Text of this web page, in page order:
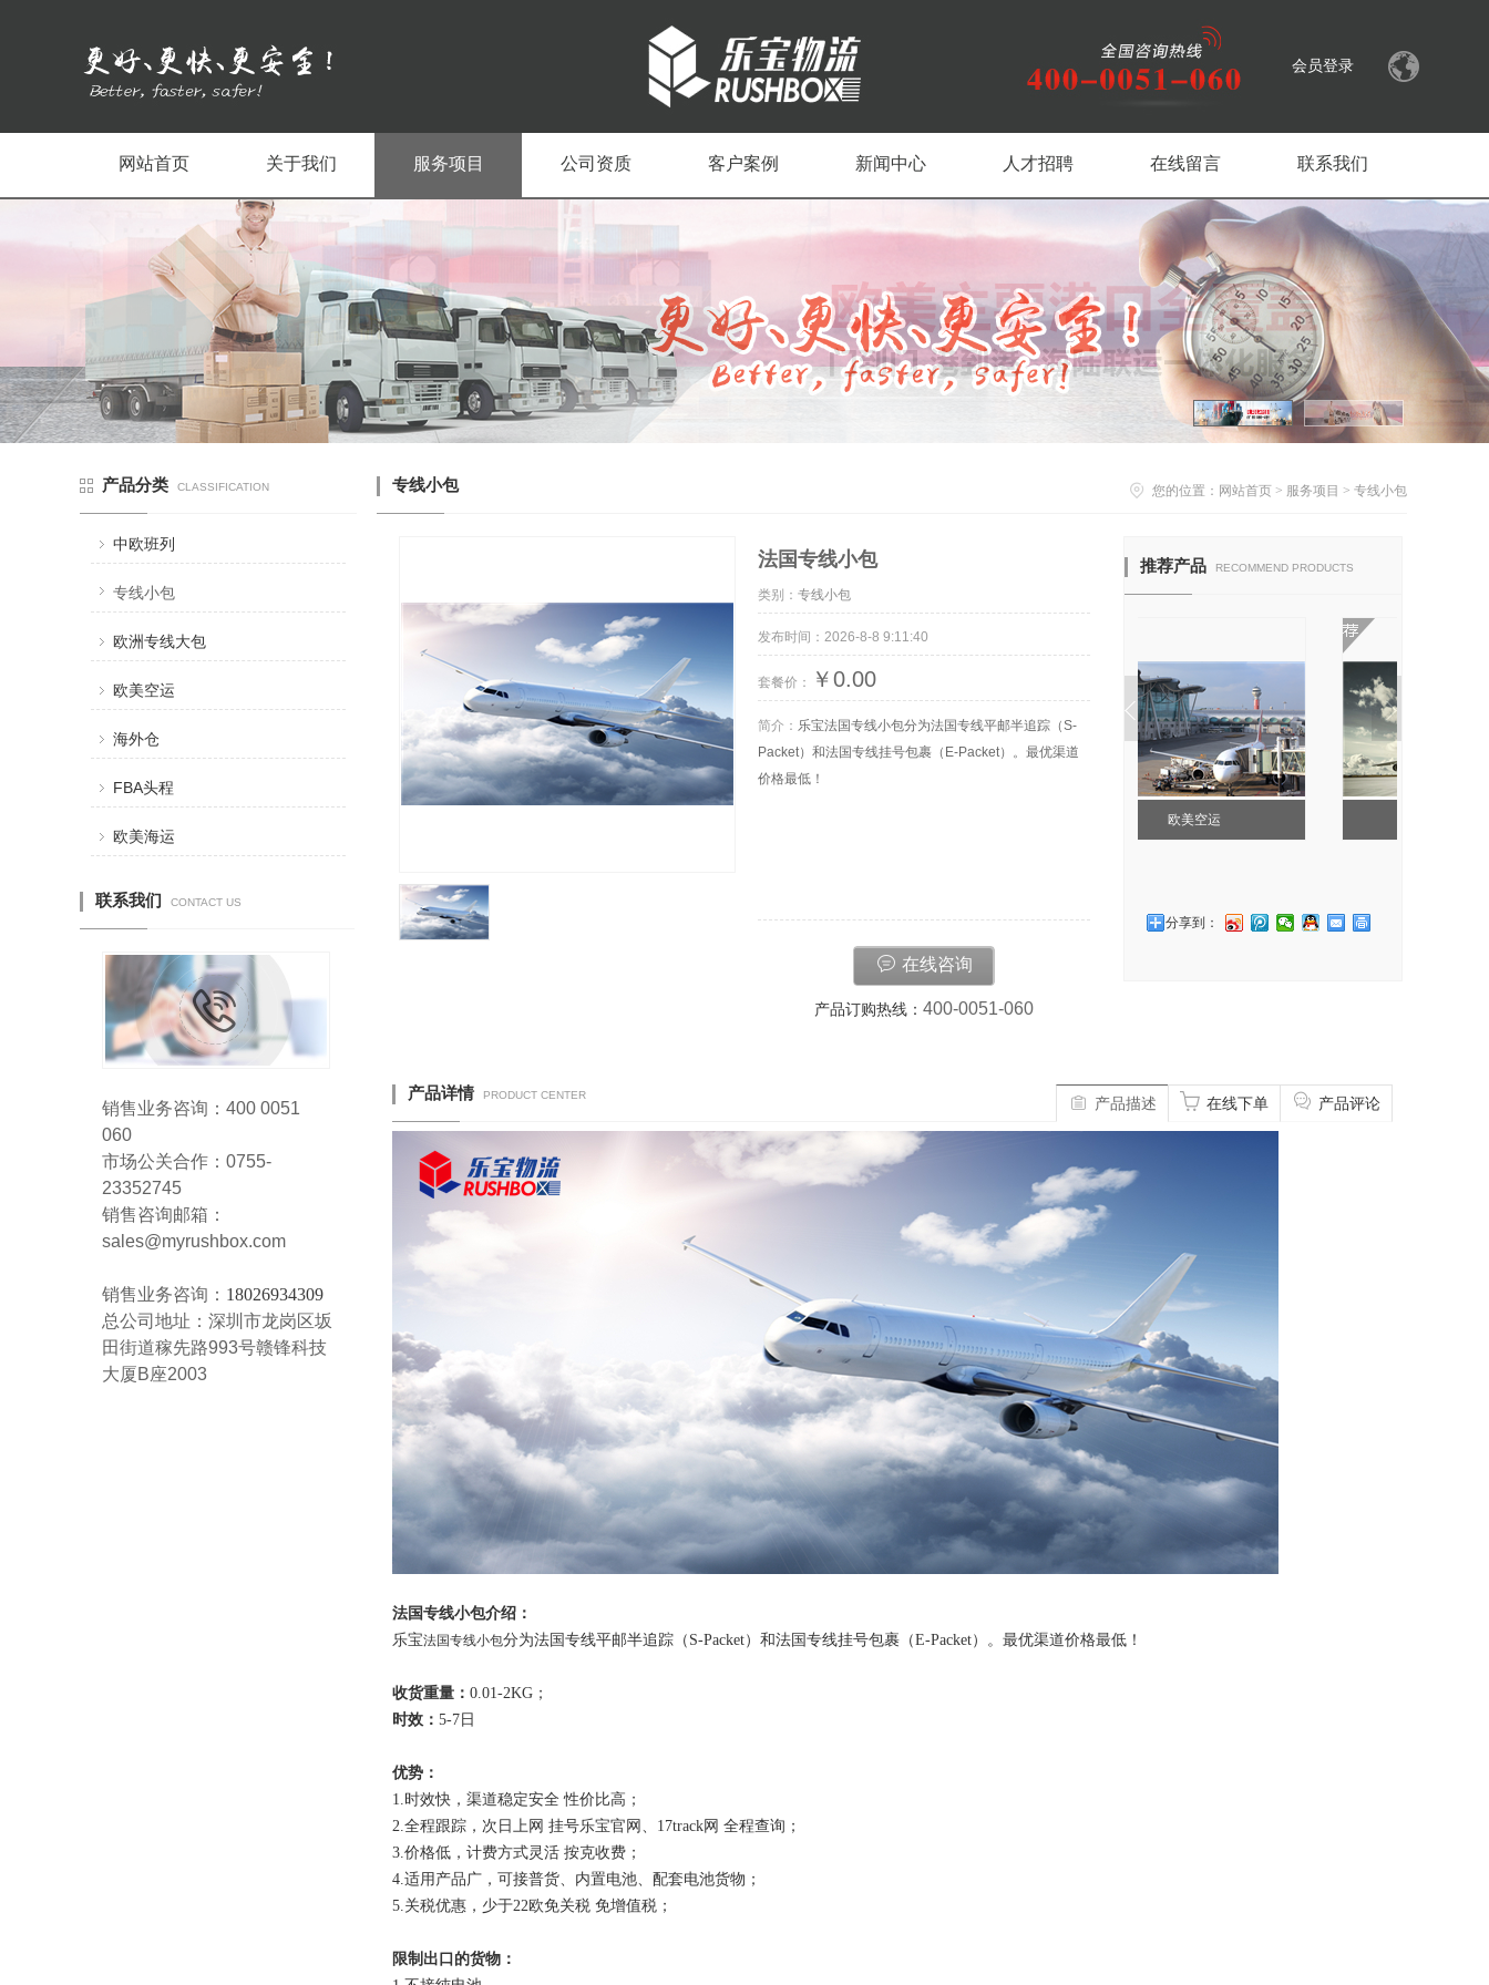
会员登录
网站首页 关于我们 服务项目 公司资质 客户案例 新闻中心 人才招聘 在线留言 联系我们
产品分类 CLASSIFICATION
中欧班列
专线小包
欧洲专线大包
欧美空运
海外仓
FBA头程
欧美海运
联系我们 CONTACT US
销售业务咨询：400 0051
060
市场公关合作：0755-
23352745
销售咨询邮箱：
sales@myrushbox.com
销售业务咨询： 18026934309
总公司地址：深圳市龙岗区坂
田街道稼先路993号赣锋科技
大厦B座2003
您的位置： 网站首页 > 服务项目 > 专线小包
专线小包
法国专线小包
类别： 专线小包
发布时间：2026-8-8 9:11:40
套餐价： ￥0.00
简介： 乐宝法国专线小包分为法国专线平邮半追踪（S-
Packet）和法国专线挂号包裹（E-Packet）。最优渠道
价格最低！
在线咨询
产品订购热线： 400-0051-060
推荐产品 RECOMMEND PRODUCTS
分享到：
产品描述 在线下单 产品评论
产品详情 PRODUCT CENTER
法国专线小包介绍：
乐宝法国专线小包分为法国专线平邮半追踪（S-Packet）和法国专线挂号包裹（E-Packet）。最优渠道价格最低！
收货重量： 0.01-2KG；
时效： 5-7日
优势：
1.时效快，渠道稳定安全 性价比高；
2.全程跟踪，次日上网 挂号乐宝官网、17track网 全程查询；
3.价格低，计费方式灵活 按克收费；
4.适用产品广，可接普货、内置电池、配套电池货物；
5.关税优惠，少于22欧免关税 免增值税；
限制出口的货物：